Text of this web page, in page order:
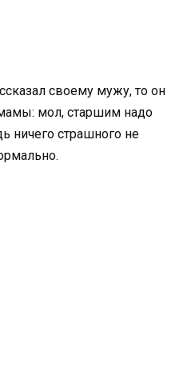
своему мужу, то он
мол, старшим надо
ничего страшного не